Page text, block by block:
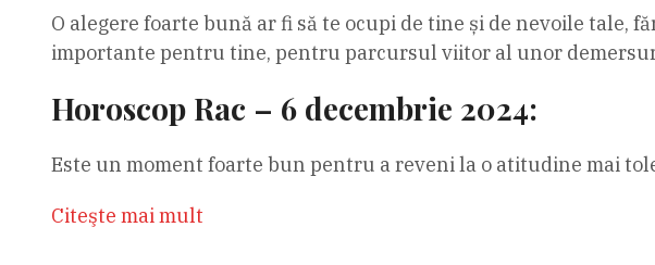
O alegere foarte bună ar fi să te ocupi de tine și de nevoile tale,
importante pentru tine, pentru parcursul viitor al unor
Horoscop Rac – 6 decembrie 2024:
Este un moment foarte bun pentru a reveni la o atitudine mai
Citeşte mai mult